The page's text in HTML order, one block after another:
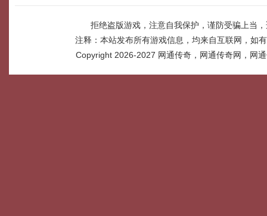
拒绝盗版游戏，注意自我保护，谨防受骗上当
注释：本站发布所有游戏信息，均来自互联网，如
Copyright 2026-2027 网通传奇，网通传奇网，网